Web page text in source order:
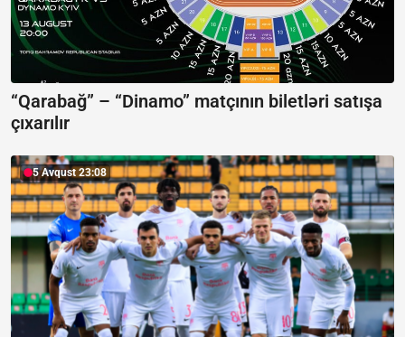
“Qarabağ” – “Dinamo” matçının biletləri satışa
çıxarılır
5 Avqust 23:08